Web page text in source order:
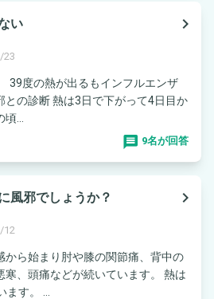
い
navigate_next
23
39度の熱が出るもインフルエンザ
との診断 熱は3日で下がって4日目か
...
9名が回答
風邪でしょうか？
navigate_next
12
から始まり肘や膝の関節痛、背中の
寒、頭痛などが続いています。 熱は
す。 ...